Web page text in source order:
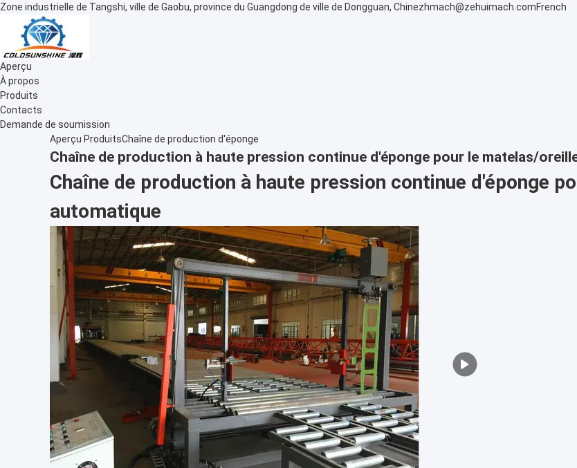
Zone industrielle de Tangshi, ville de Gaobu, province du Guangdong de ville de Dongguan, Chinezhmach@zehuimach.comFrench
Aperçu
À propos
Produits
Contacts
Demande de soumission
Aperçu ProduitsChaîne de production d'éponge
Chaîne de production à haute pression continue d'éponge pour le matelas/
Chaîne de production à haute pression continue d'éponge
automatique